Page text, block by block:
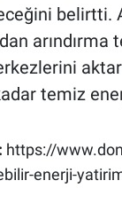
belirtti.
arındırma
temiz
https://
enerji-